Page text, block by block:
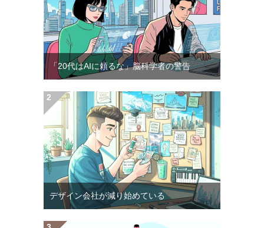
「20代はAIに頼るな」脳科学者の警告
デザイン会社が減り始めている